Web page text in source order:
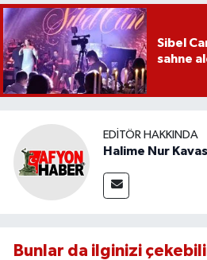
Sibel
sahne
EDITÖR HAKKINDA
Halime Nur Kavas
Bunlar da ilginizi